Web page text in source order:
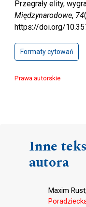
Przegrały elity,
Międzynarodowe, 74
https://doi.org/
Formaty cytowań
Prawa autorskie
Inne
autora
Maxim